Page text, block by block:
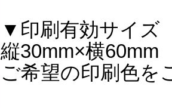
▼印刷有効サイズ
縦30mm×横60mm
ご希望の印刷色を